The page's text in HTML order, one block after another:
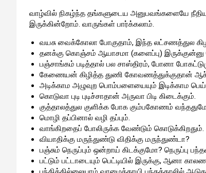
வாழ்வில் நிகழ்ந்த தங்களுடைய அனுபவங்களையே
இருக்கின்றோம். வாருங்கள் பார்க்கலாம்.
வயசு வைக்கோலா போகுதாம், இந்த லட்சணத்துல
தனக்கு கொஞ்சம் ஆயாசமா (களைப்பு)
பஞ்சாங்கம் படித்தால் பல சாஸ்திரம், போனா
கேணையன் கிழித்த துணி கோவணத்துக்குதான்
அடிக்காம அழுவுற பொம்பளையையும் இடிக்காம
கொடுவா புடி புடிச்சாதான் அருவா பிடி கிடைக்கும்.
குத்தாலத்துல குளிக்க போக கும்பகோணம்
மொழி தப்பினால் வழி தப்பும்.
வாங்கிறதைப் போலிருக்க வேண்டும் கொடுக்கிறதும்.
வியாதிக்கு மருந்துண்டு விதிக்கு மருந்துண்டா?
பஞ்சும் நெருப்பும் ஒன்றாய் கிடக்குமோ? நெருப்பு
பட்டும் பட்டாடையும் பெட்டியில் இருக்கு, ஆனா